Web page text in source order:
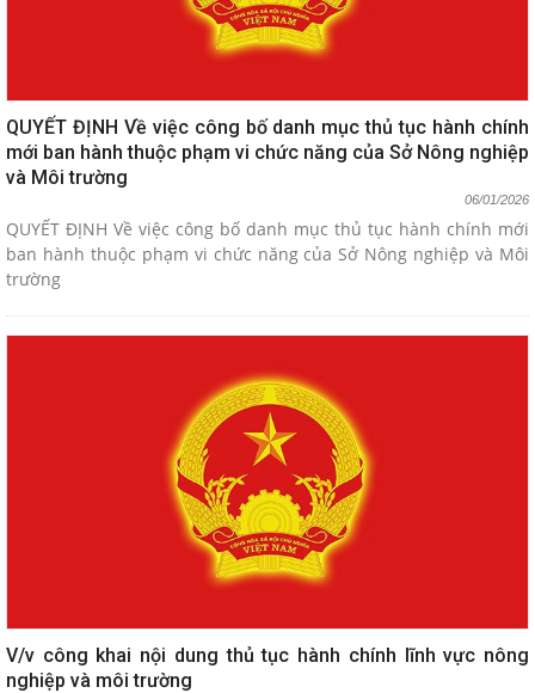
QUYẾT ĐỊNH Về việc công bố danh mục thủ tục hành chính
mới ban hành thuộc phạm vi chức năng của Sở Nông nghiệp
và Môi trường
06/01/2026
QUYẾT ĐỊNH Về việc công bố danh mục thủ tục hành chính mới
ban hành thuộc phạm vi chức năng của Sở Nông nghiệp và Môi
trường
V/v công khai nội dung thủ tục hành chính lĩnh vực nông
nghiệp và môi trường